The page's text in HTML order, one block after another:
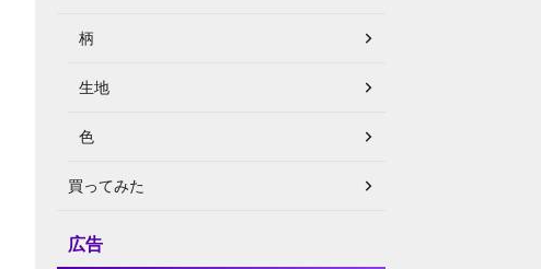
柄
生地
色
買ってみた
広告